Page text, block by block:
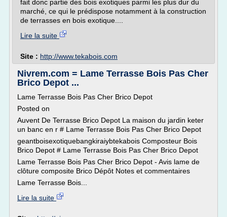
fait donc partie des bois exotiques parmi les plus dur du
marché, ce qui le prédispose notamment à la construction
de terrasses en bois exotique....
Lire la suite
Site : http://www.tekabois.com
Nivrem.com = Lame Terrasse Bois Pas Cher
Brico Depot ...
Lame Terrasse Bois Pas Cher Brico Depot
Posted on
Auvent De Terrasse Brico Depot La maison du jardin keter
un banc en r # Lame Terrasse Bois Pas Cher Brico Depot
geantboisexotiquebangkiraiybtekabois Composteur Bois
Brico Depot # Lame Terrasse Bois Pas Cher Brico Depot
Lame Terrasse Bois Pas Cher Brico Depot - Avis lame de
clôture composite Brico Dépôt Notes et commentaires
Lame Terrasse Bois...
Lire la suite